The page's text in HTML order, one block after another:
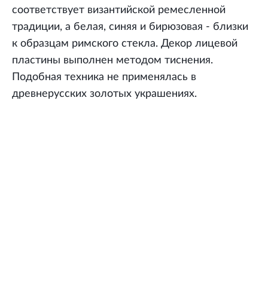
соответствует византийской ремесленной
традиции, а белая, синяя и бирюзовая - близки
к образцам римского стекла. Декор лицевой
пластины выполнен методом тиснения.
Подобная техника не применялась в
древнерусских золотых украшениях.